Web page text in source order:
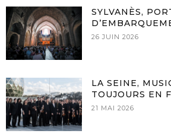
SYLVANÈS,
26 JUIN 2026
LA SEINE,
TOUJOURS EN
21 MAI 2026